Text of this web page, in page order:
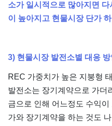
소가 일시적으로 많아지면
이 높아지고 현물시장 단가
3) 현물시장 발전소별 대응 방
REC 가중치가 높은 지붕형
발전소는 장기계약으로 가더
금으로 인해 어느정도 수익
가와 장기계약을 하는 것도